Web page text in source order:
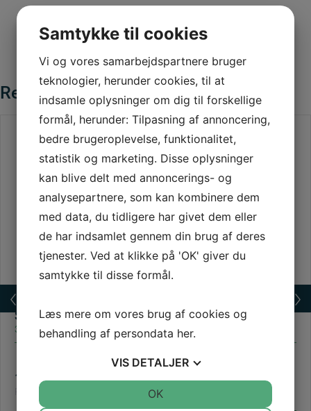
Relaterede varer
Stribevogn til linjemarkering P-båse
30109 Stribevogn
1.650,00dkk
Pris: ex. moms | 2.062,50 (inkl. moms)
Samtykke til cookies
Vi og vores samarbejdspartnere bruger
teknologier, herunder cookies, til at
indsamle oplysninger om dig til forskellige
formål, herunder: Tilpasning af annoncering,
bedre brugeroplevelse, funktionalitet,
statistik og marketing. Disse oplysninger
kan blive delt med annoncerings- og
analysepartnere, som kan kombinere dem
med data, du tidligere har givet dem eller
de har indsamlet gennem din brug af deres
tjenester. Ved at klikke på 'OK' giver du
samtykke til disse formål.
Læs mere om vores brug af cookies og
behandling af persondata her.
VIS DETALJER
OK